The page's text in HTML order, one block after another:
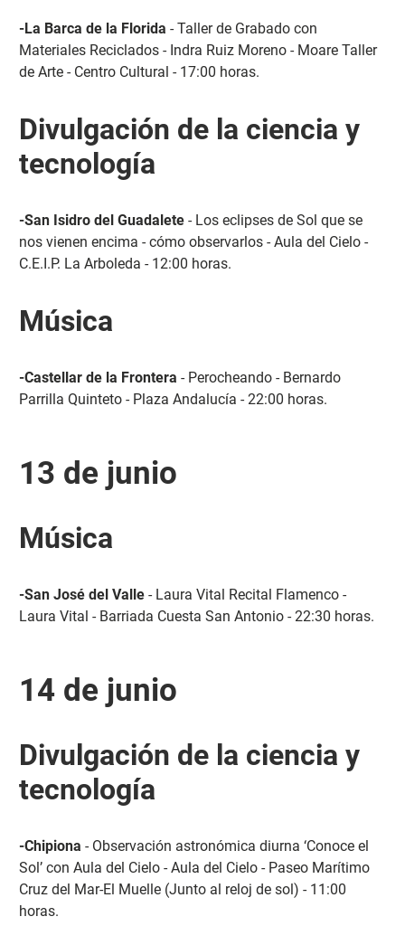
-La Barca de la Florida - Taller de Grabado con
Materiales Reciclados - Indra Ruiz Moreno - Moare Taller
de Arte - Centro Cultural - 17:00 horas.
Divulgación de la ciencia y
tecnología
-San Isidro del Guadalete- Los eclipses de Sol que se
nos vienen encima - cómo observarlos - Aula del Cielo -
C.E.I.P. La Arboleda - 12:00 horas.
Música
-Castellar de la Frontera - Perocheando - Bernardo
Parrilla Quinteto - Plaza Andalucía - 22:00 horas.
13 de junio
Música
-San José del Valle- Laura Vital Recital Flamenco -
Laura Vital - Barriada Cuesta San Antonio - 22:30 horas.
14 de junio
Divulgación de la ciencia y
tecnología
-Chipiona - Observación astronómica diurna ‘Conoce el
Sol’ con Aula del Cielo - Aula del Cielo - Paseo Marítimo
Cruz del Mar-El Muelle (Junto al reloj de sol) - 11:00
horas.